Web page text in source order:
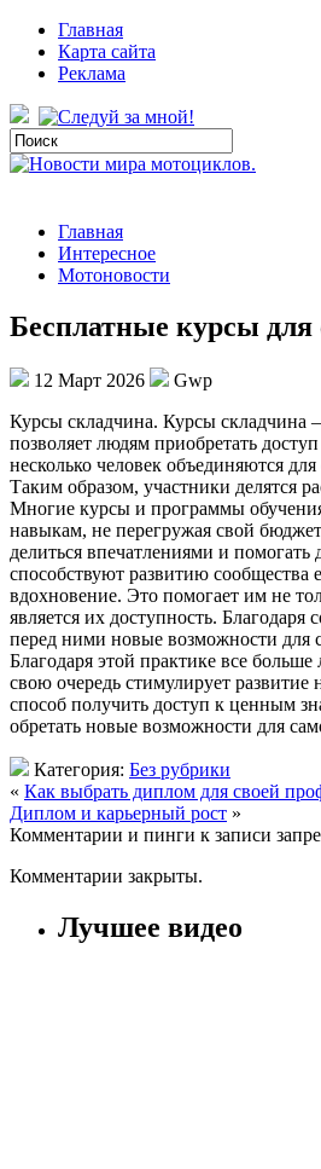
Главная
Карта сайта
Реклама
Главная
Интересное
Мотоновости
Бесплатные курсы для
12 Март 2026
Gwp
Курсы склaдчинa. Курсы склaдчинa
позволяет людям приобретать
несколько человек объединяются
Таким образом, участники делятся
Многие курсы и программы
навыкам, не перегружая свой
делиться впечатлениями и
способствуют развитию
вдохновение. Это помогает им не
является их доступность.
перед ними новые возможности для
Благодаря этой практике все
свою очередь стимулирует
способ получить доступ к ценным
обретать новые возможности для
Категория: Без рубрики
« Как выбрать диплом для своей
Диплом и карьерный рост »
Комментарии и пинги к записи
Комментарии закрыты.
Лучшее видео